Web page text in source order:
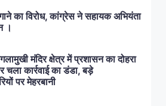
का विरोध, कांग्रेस ने सहायक अभियंता
।
मंदिर क्षेत्र में प्रशासन का दोहरा
चला कार्रवाई का डंडा, बड़े
पर मेहरबानी